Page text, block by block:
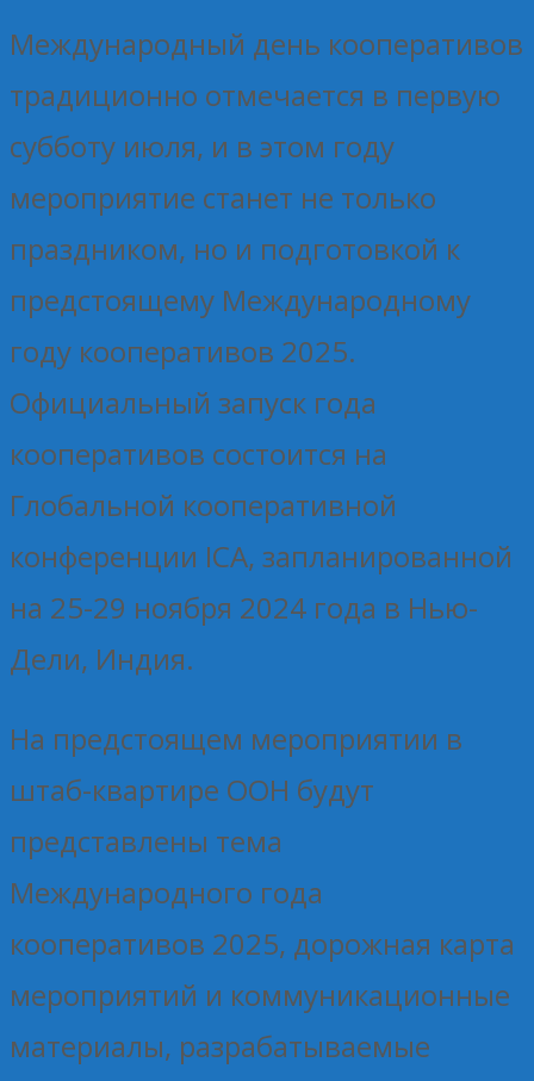
Международный день кооперативов
традиционно отмечается в первую
субботу июля, и в этом году
мероприятие станет не только
праздником, но и подготовкой к
предстоящему Международному
году кооперативов 2025.
Официальный запуск года
кооперативов состоится на
Глобальной кооперативной
конференции ICA, запланированной
на 25-29 ноября 2024 года в Нью-
Дели, Индия.
На предстоящем мероприятии в
штаб-квартире ООН будут
представлены тема
Международного года
кооперативов 2025, дорожная карта
мероприятий и коммуникационные
материалы, разрабатываемые